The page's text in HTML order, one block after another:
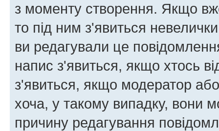
з моменту створення. Якщо
то під ним з'явиться
ви редагували це
напис з'явиться, якщо хтось
з'явиться, якщо модератор
хоча, у такому випадку, вони
причину редагування